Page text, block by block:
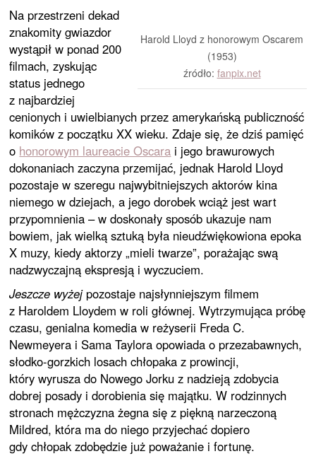
Harold Lloyd z honorowym Oscarem
(1953)
źródło: fanpix.net
Na przestrzeni dekad
znakomity gwiazdor
wystąpił w ponad 200
filmach, zyskując
status jednego
z najbardziej
cenionych i uwielbianych przez amerykańską publiczność
komików z początku XX wieku. Zdaje się, że dziś pamięć
o honorowym laureacie Oscara i jego brawurowych
dokonaniach zaczyna przemijać, jednak Harold Lloyd
pozostaje w szeregu najwybitniejszych aktorów kina
niemego w dziejach, a jego dorobek wciąż jest wart
przypomnienia – w doskonały sposób ukazuje nam
bowiem, jak wielką sztuką była nieudźwiękowiona epoka
X muzy, kiedy aktorzy „mieli twarze”, porażając swą
nadzwyczajną ekspresją i wyczuciem.
Jeszcze wyżejpozostaje najsłynniejszym filmem
z Haroldem Lloydem w roli głównej. Wytrzymująca próbę
czasu, genialna komedia w reżyserii Freda C.
Newmeyera i Sama Taylora opowiada o przezabawnych,
słodko-gorzkich losach chłopaka z prowincji,
który wyrusza do Nowego Jorku z nadzieją zdobycia
dobrej posady i dorobienia się majątku. W rodzinnych
stronach mężczyzna żegna się z piękną narzeczoną
Mildred, która ma do niego przyjechać dopiero
gdy chłopak zdobędzie już poważanie i fortunę.